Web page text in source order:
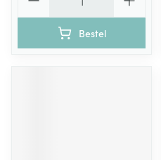
Bestel